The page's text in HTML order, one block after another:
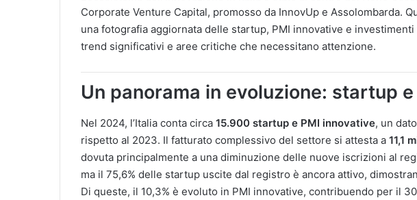
Corporate Venture Capital, promosso da InnovUp e Assolombarda.
una fotografia aggiornata delle startup, PMI innovative e
trend significativi e aree critiche che necessitano attenzione.
Un panorama in evoluzione: startup
Nel 2024, l’Italia conta circa 15.900 startup e PMI innovative, un
rispetto al 2023. Il fatturato complessivo del settore si attesta a 11,1
dovuta principalmente a una diminuzione delle nuove iscrizioni al
ma il 75,6% delle startup uscite dal registro è ancora attivo,
Di queste, il 10,3% è evoluto in PMI innovative, contribuendo per il